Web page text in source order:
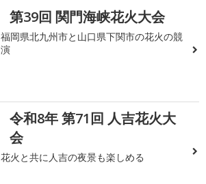
第39回 関門海峡花火大会
福岡県北九州市と山口県下関市の花火の競
演
令和8年 第71回 人吉花火大
会
花火と共に人吉の夜景も楽しめる